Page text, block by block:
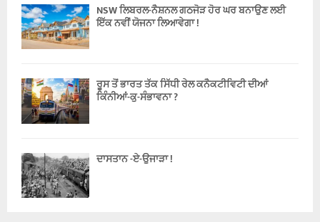
NSW ਲਿਬਰਲ-ਨੈਸ਼ਨਲ ਗਠਜੋੜ ਹੋਰ ਘਰ ਬਨਾਉਣ ਲਈ
ਇੱਕ ਨਵੀਂ ਯੋਜਨਾ ਲਿਆਵੇਗਾ !
ਰੂਸ ਤੋਂ ਭਾਰਤ ਤੱਕ ਸਿੱਧੀ ਰੇਲ ਕਨੈਕਟੀਵਿਟੀ ਦੀਆਂ
ਕਿੰਨੀਆਂ-ਕੁ-ਸੰਭਾਵਨਾ ?
ਦਾਸਤਾਨ -ਏ-ਉਜਾੜਾ !